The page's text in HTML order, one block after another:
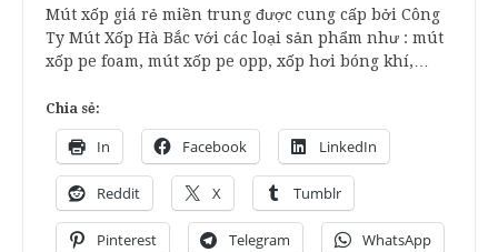
Mút xốp giá rẻ miền trung được cung cấp bởi Công
Ty Mút Xốp Hà Bắc với các loại sản phẩm như : mút
xốp pe foam, mút xốp pe opp, xốp hơi bóng khí,…
Chia sẻ:
In Facebook LinkedIn
Reddit X Tumblr
Pinterest Telegram WhatsApp